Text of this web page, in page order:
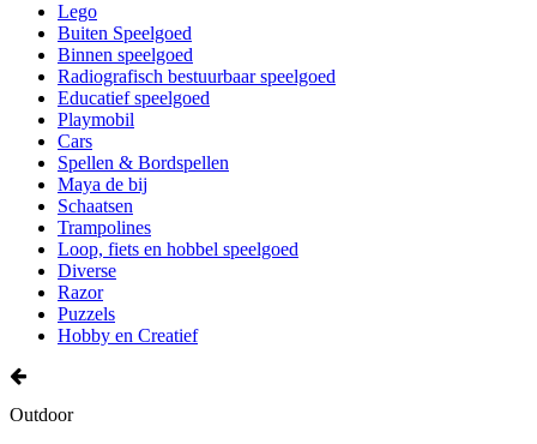
Lego
Buiten Speelgoed
Binnen speelgoed
Radiografisch bestuurbaar speelgoed
Educatief speelgoed
Playmobil
Cars
Spellen & Bordspellen
Maya de bij
Schaatsen
Trampolines
Loop, fiets en hobbel speelgoed
Diverse
Razor
Puzzels
Hobby en Creatief
Outdoor